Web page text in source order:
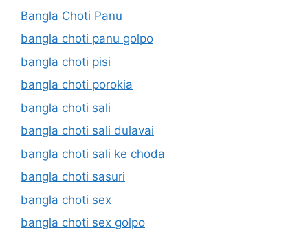
Bangla Choti Panu
bangla choti panu golpo
bangla choti pisi
bangla choti porokia
bangla choti sali
bangla choti sali dulavai
bangla choti sali ke choda
bangla choti sasuri
bangla choti sex
bangla choti sex golpo